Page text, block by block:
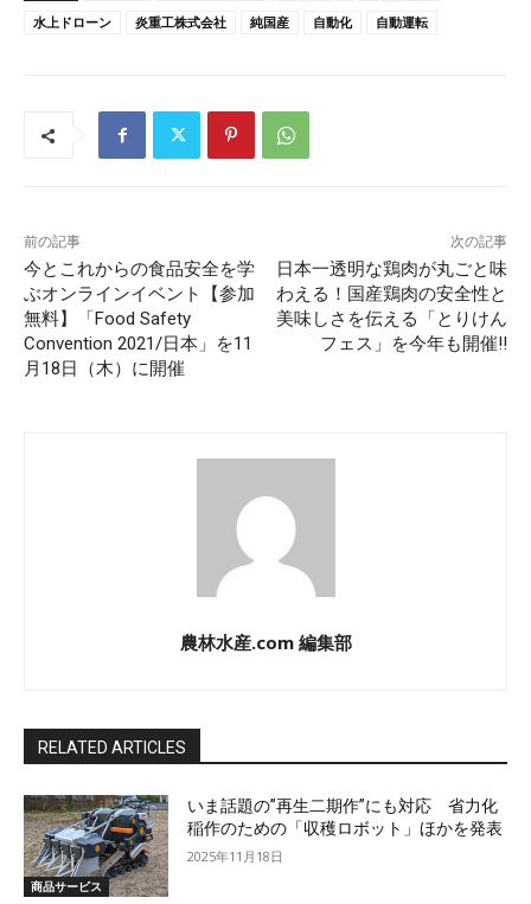
水上ドローン
炎重工株式会社 純国産 自動化 自動運転
前の記事
今とこれからの食品安全を学
ぶオンラインイベント【参加
無料】「Food Safety
Convention 2021/日本」を11
月18日（木）に開催
次の記事
日本一透明な鶏肉が丸ごと味
わえる！国産鶏肉の安全性と
美味しさを伝える「とりけん
フェス」を今年も開催!!
農林水産.com 編集部
RELATED ARTICLES
商品サービス
いま話題の”再生二期作”にも対応 省力化
稲作のための「収穫ロボット」ほかを発表
2025年11月18日